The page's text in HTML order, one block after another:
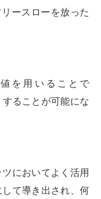
ースローを放った
を用いることで
することが可能にな
においてよく活用
て導き出され、何